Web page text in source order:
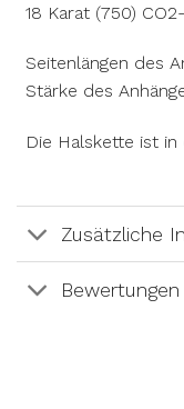
18 Karat (750)
Seitenlängen des
Stärke des
Die Halskette ist
Zusätzliche
Bewertungen